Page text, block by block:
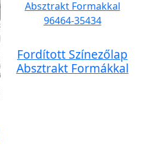
Fordított Színezőlap
Absztrakt Formákkal